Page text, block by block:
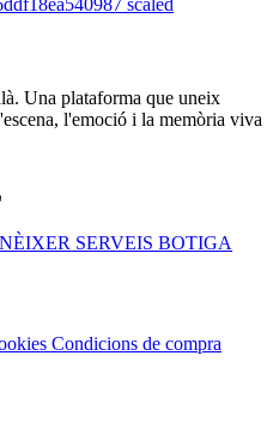
Una plataforma que uneix
l'emoció i la memòria viva
SERVEIS BOTIGA
Condicions de compra